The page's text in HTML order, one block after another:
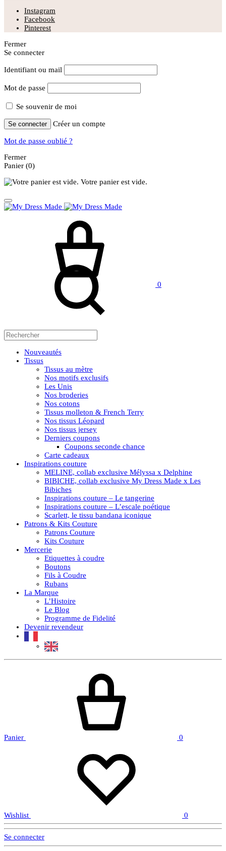
Instagram
Facebook
Pinterest
Fermer
Se connecter
Identifiant ou mail
Mot de passe
Se souvenir de moi
Se connecter Créer un compte
Mot de passe oublié ?
Fermer
Panier (0)
Votre panier est vide.
0
Nouveautés
Tissus
Tissus au mètre
Nos motifs exclusifs
Les Unis
Nos broderies
Nos cotons
Tissus molleton & French Terry
Nos tissus Léopard
Nos tissus jersey
Derniers coupons
Coupons seconde chance
Carte cadeaux
Inspirations couture
MELINE, collab exclusive Mélyssa x Delphine
BIBICHE, collab exclusive My Dress Made x Les
Bibiches
Inspirations couture – Le tangerine
Inspirations couture – L’escale poétique
Scarlett, le tissu bandana iconique
Patrons & Kits Couture
Patrons Couture
Kits Couture
Mercerie
Etiquettes à coudre
Boutons
Fils à Coudre
Rubans
La Marque
L’Histoire
Le Blog
Programme de Fidelité
Devenir revendeur
Panier 0
Wishlist 0
Se connecter